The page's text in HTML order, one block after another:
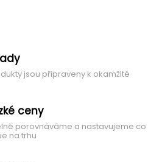
jsou připraveny k okamžité
ceny
porovnáváme a nastavujeme co
na trhu